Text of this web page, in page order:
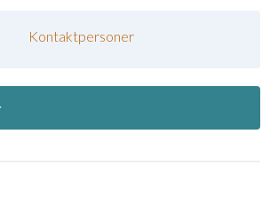
Kontaktpersoner